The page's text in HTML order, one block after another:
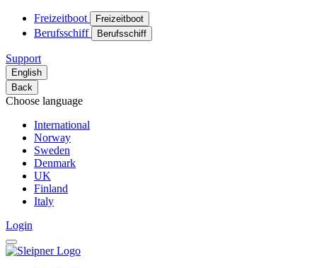
Freizeitboot Freizeitboot
Berufsschiff Berufsschiff
Support
English
Back
Choose language
International
Norway
Sweden
Denmark
UK
Finland
Italy
Login